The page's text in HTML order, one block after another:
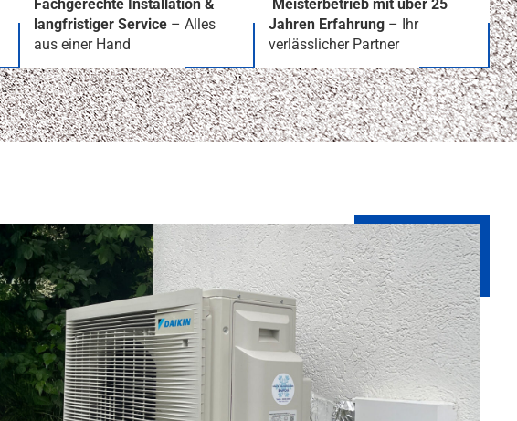
Fachgerechte Installation &
langfristiger Service – Alles
aus einer Hand
Meisterbetrieb mit über 25
Jahren Erfahrung – Ihr
verlässlicher Partner